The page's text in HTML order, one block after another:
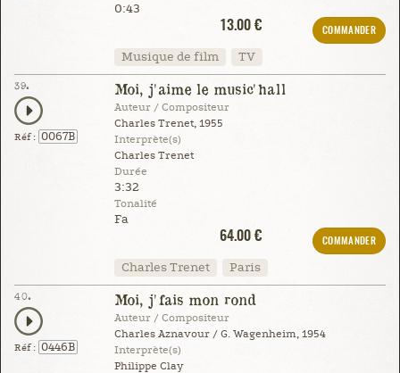
0:43
13.00 €
COMMANDER
Musique de film TV
39.
Réf : 0067B
Moi, j'aime le music'hall
Auteur / Compositeur
Charles Trenet, 1955
Interprète(s)
Charles Trenet
Durée
3:32
Tonalité
Fa
64.00 €
COMMANDER
Charles Trenet Paris
40.
Réf : 0446B
Moi, j'fais mon rond
Auteur / Compositeur
Charles Aznavour / G. Wagenheim, 1954
Interprète(s)
Philippe Clay